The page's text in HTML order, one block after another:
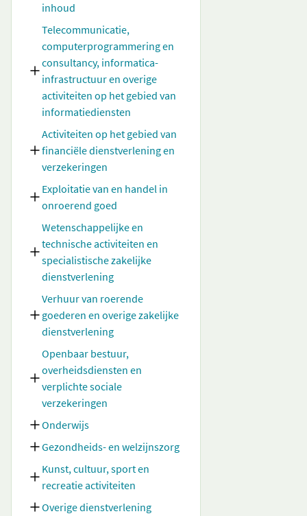
inhoud
Telecommunicatie,
computerprogrammering en
consultancy, informatica-
infrastructuur en overige
activiteiten op het gebied van
informatiediensten
Activiteiten op het gebied van
financiële dienstverlening en
verzekeringen
Exploitatie van en handel in
onroerend goed
Wetenschappelijke en
technische activiteiten en
specialistische zakelijke
dienstverlening
Verhuur van roerende
goederen en overige zakelijke
dienstverlening
Openbaar bestuur,
overheidsdiensten en
verplichte sociale
verzekeringen
Onderwijs
Gezondheids- en welzijnszorg
Kunst, cultuur, sport en
recreatie activiteiten
Overige dienstverlening